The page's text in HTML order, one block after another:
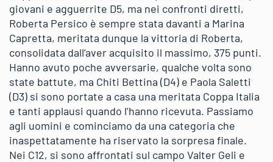
giovani e agguerrite D5, ma nei confronti diretti,
Roberta Persico è sempre stata davanti a Marina
Capretta, meritata dunque la vittoria di Roberta,
consolidata dall’aver acquisito il massimo, 375 punti.
Hanno avuto poche avversarie, qualche volta sono
state battute, ma Chiti Bettina (D4) e Paola Saletti
(D3) si sono portate a casa una meritata Coppa Italia
e tanti applausi quando l’hanno ricevuta. Passiamo
agli uomini e cominciamo da una categoria che
inaspettatamente ha riservato la sorpresa finale.
Nei C12, si sono affrontati sul campo Valter Geli e